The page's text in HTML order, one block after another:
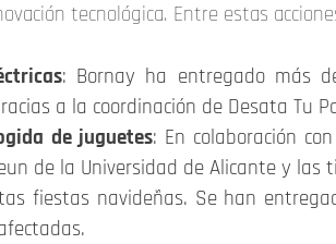
tecnológica. Entre estas
: Bornay ha entregado más
a la coordinación de Desata Tu
de juguetes: En colaboración
de la Universidad de Alicante y
fiestas navideñas. Se han